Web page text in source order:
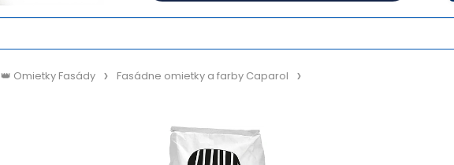
👑 Omietky Fasády Fasádne omietky a farby Caparol